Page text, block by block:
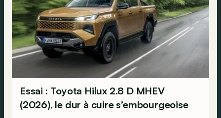
Essai : Toyota Hilux 2.8 D MHEV
(2026), le dur à cuire s’embourgeoise